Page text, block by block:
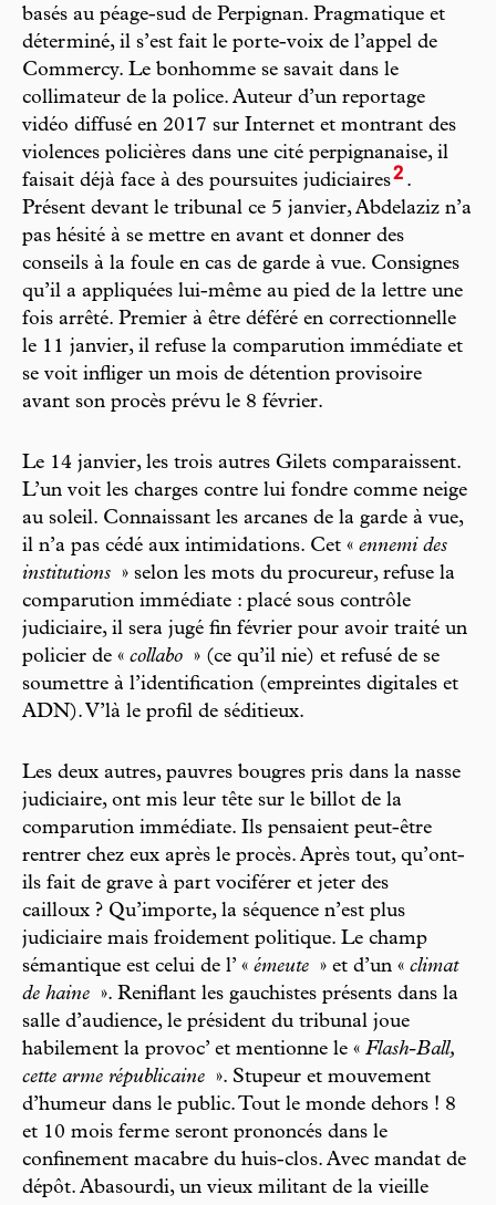
basés au péage-sud de Perpignan. Pragmatique et
déterminé, il s’est fait le porte-voix de l’appel de
Commercy. Le bonhomme se savait dans le
collimateur de la police. Auteur d’un reportage
vidéo diffusé en 2017 sur Internet et montrant des
violences policières dans une cité perpignanaise, il
faisait déjà face à des poursuites judiciaires2 .
Présent devant le tribunal ce 5 janvier, Abdelaziz n’a
pas hésité à se mettre en avant et donner des
conseils à la foule en cas de garde à vue. Consignes
qu’il a appliquées lui-même au pied de la lettre une
fois arrêté. Premier à être déféré en correctionnelle
le 11 janvier, il refuse la comparution immédiate et
se voit infliger un mois de détention provisoire
avant son procès prévu le 8 février.
Le 14 janvier, les trois autres Gilets comparaissent.
L’un voit les charges contre lui fondre comme neige
au soleil. Connaissant les arcanes de la garde à vue,
il n’a pas cédé aux intimidations. Cet « ennemi des
institutions » selon les mots du procureur, refuse la
comparution immédiate : placé sous contrôle
judiciaire, il sera jugé fin février pour avoir traité un
policier de « collabo » (ce qu’il nie) et refusé de se
soumettre à l’identification (empreintes digitales et
ADN). V’là le profil de séditieux.
Les deux autres, pauvres bougres pris dans la nasse
judiciaire, ont mis leur tête sur le billot de la
comparution immédiate. Ils pensaient peut-être
rentrer chez eux après le procès. Après tout, qu’ont-
ils fait de grave à part vociférer et jeter des
cailloux ? Qu’importe, la séquence n’est plus
judiciaire mais froidement politique. Le champ
sémantique est celui de l’ « émeute » et d’un « climat
de haine ». Reniflant les gauchistes présents dans la
salle d’audience, le président du tribunal joue
habilement la provoc’ et mentionne le « Flash-Ball,
cette arme républicaine ». Stupeur et mouvement
d’humeur dans le public. Tout le monde dehors ! 8
et 10 mois ferme seront prononcés dans le
confinement macabre du huis-clos. Avec mandat de
dépôt. Abasourdi, un vieux militant de la vieille